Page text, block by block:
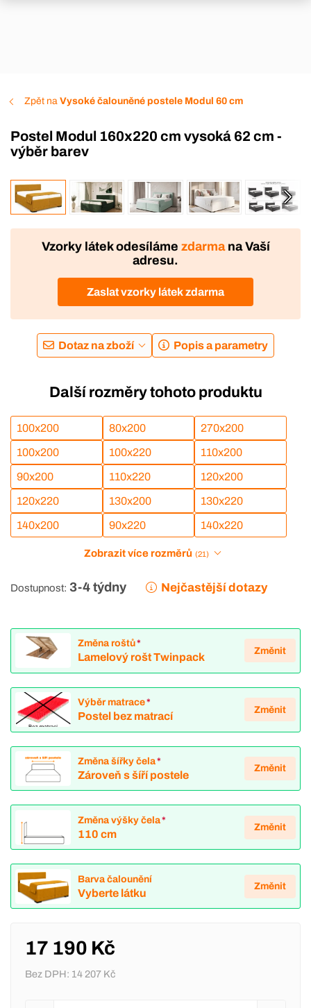
Zpět na Vysoké čalouněné postele Modul 60 cm
Postel Modul 160x220 cm vysoká 62 cm -
výběr barev
VÝROBA
Vzorky látek odesíláme zdarmana Vaší
adresu.
Zaslat vzorky látek zdarma
Dotaz na zboží Popis a parametry
Další rozměry tohoto produktu
100x200 80x200 270x200
100x200 100x220 110x200
90x200 110x220 120x200
120x220 130x200 130x220
140x200 90x220 140x220
Zobrazit více rozměrů (21)
Dostupnost: 3-4 týdny Nejčastější dotazy
Změna roštů*
Lamelový rošt Twinpack
Změnit
Výběr matrace*
Postel bez matrací
Změnit
Změna šířky čela*
Zároveň s šíří postele
Změnit
Změna výšky čela*
110 cm
Změnit
Barva čalounění
Vyberte látku
Změnit
17 190 Kč
Bez DPH: 14 207 Kč